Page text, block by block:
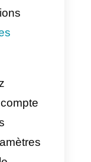
Callbell,
outil
par le
pour les